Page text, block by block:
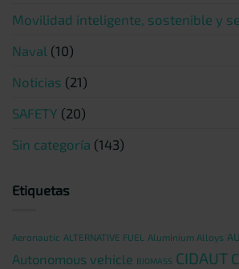
Movilidad inteligente, sostenible y
Naval (10)
Noticias (21)
SAFETY (20)
Sin categoría (143)
Etiquetas
Aeronautic ALTERNATIVE FUEL Aluminium Alloys
Autonomous vehicle BIOMASS CIDAUT